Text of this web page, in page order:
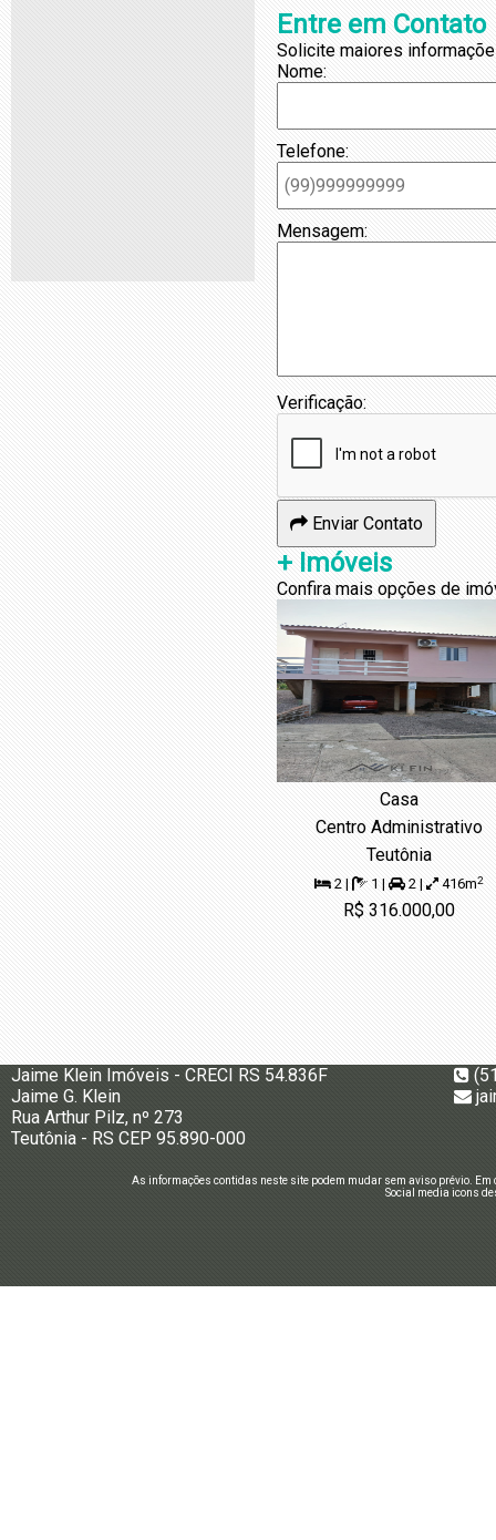
Entre em Contato
Solicite maiores
Nome:
Telefone:
Mensagem:
Verificação:
Enviar Contato
+ Imóveis
Confira mais opções de
Casa
Centro Administrativo
Teutônia
2 | 1 | 2 | 416m2
R$ 316.000,00
Jaime Klein Imóveis - CRECI RS 54.836F
Jaime G. Klein
Rua Arthur Pilz, nº 273
Teutônia - RS CEP 95.890-000
As informações contidas neste site podem mudar sem aviso prévio.
Social media icons